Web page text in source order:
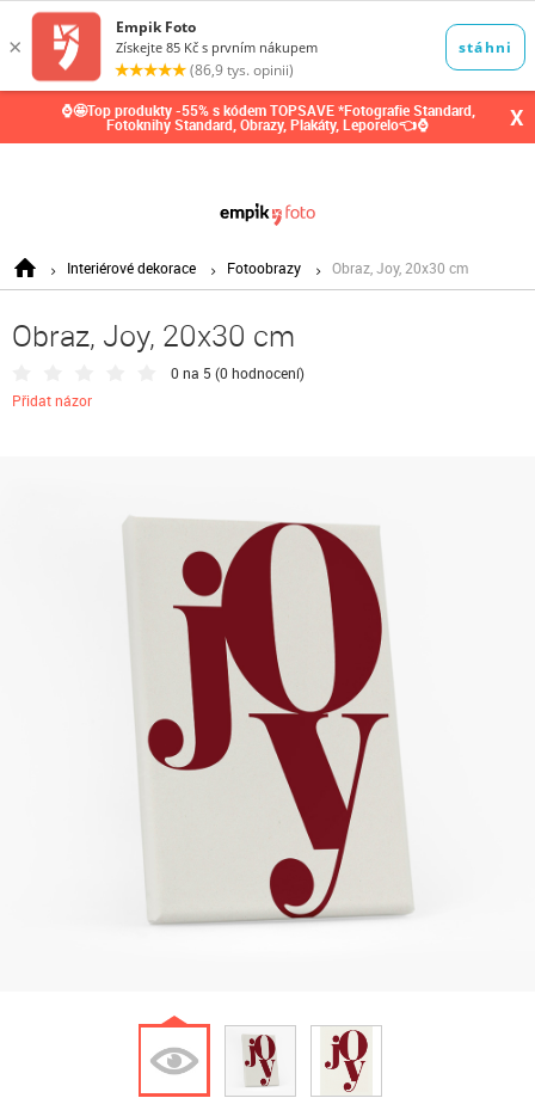
⌚🤩Top produkty -55% s kódem TOPSAVE *Fotografie Standard,
Fotoknihy Standard, Obrazy, Plakáty, Leporelo👈⌚ X
Interiérové dekorace Fotoobrazy Obraz, Joy, 20x30 cm
Obraz, Joy, 20x30 cm
0 na 5 (0 hodnocení)
Přidat názor